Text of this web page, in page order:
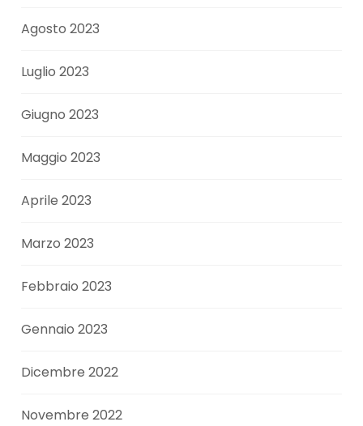
Agosto 2023
Luglio 2023
Giugno 2023
Maggio 2023
Aprile 2023
Marzo 2023
Febbraio 2023
Gennaio 2023
Dicembre 2022
Novembre 2022